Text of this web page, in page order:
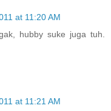
at 11:20 AM
hubby suke juga tuh.
at 11:21 AM